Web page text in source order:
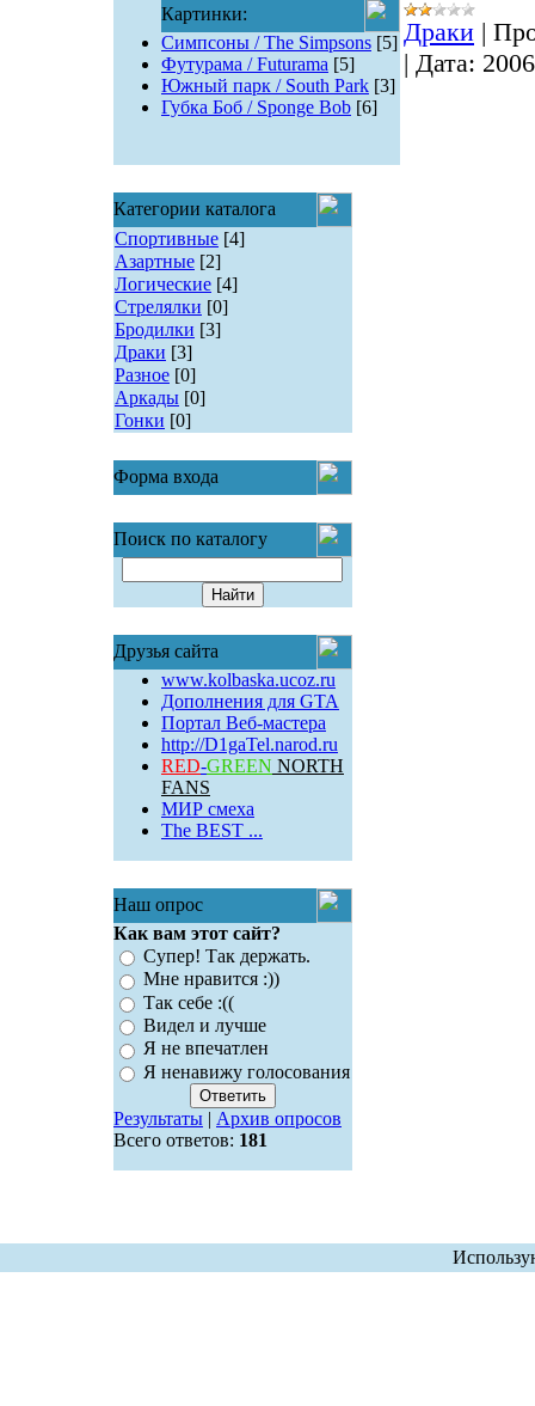
Картинки:
Симпсоны / The Simpsons[5]
Футурама / Futurama [5]
Южный парк / South Park[3]
Губка Боб / Sponge Bob[6]
Категории каталога
Спортивные [4]
Азартные [2]
Логические [4]
Стрелялки [0]
Бродилки [3]
Драки [3]
Разное [0]
Аркады [0]
Гонки [0]
Форма входа
Поиск по каталогу
Друзья сайта
www.kolbaska.ucoz.ru
Дополнения для GTA
Портал Веб-мастера
http://D1gaTel.narod.ru
RED-GREEN NORTH
FANS
МИР смеха
The BEST ...
Наш опрос
Как вам этот сайт?
Супер! Так держать.
Мне нравится :))
Так себе :((
Видел и лучше
Я не впечатлен
Я ненавижу голосования
Результаты| Архив опросов
Всего ответов: 181
Драки|
| Дата: